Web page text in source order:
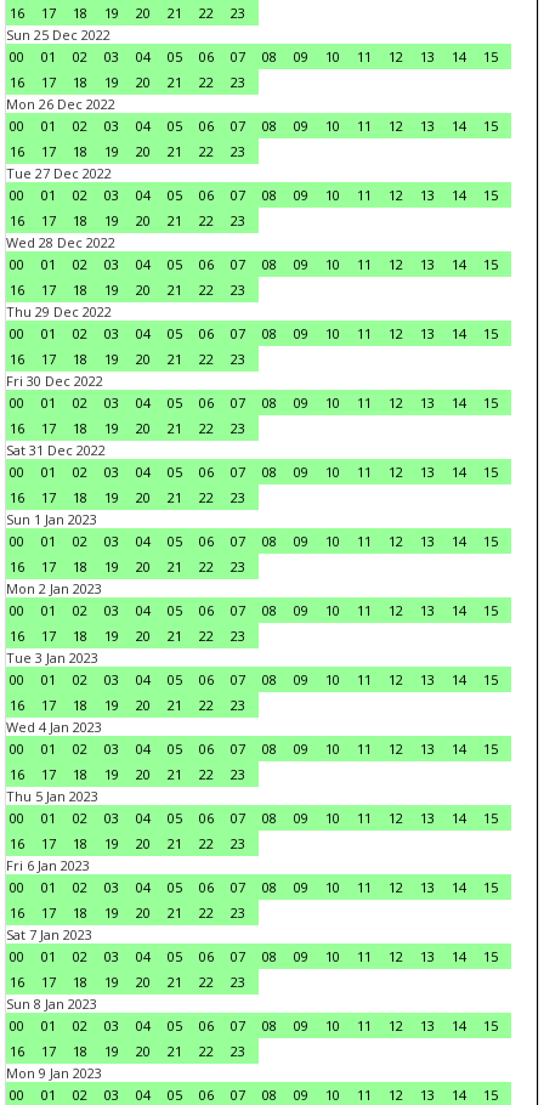
16
17 18 19 20 21 22
23
Sun 25 Dec 2022
00
01 02 03 04 05 06 07 08 09 10 11 12 13 14
15
16
17 18 19 20 21 22
23
Mon 26 Dec 2022
00
01 02 03 04 05 06 07 08 09 10 11 12 13 14
15
16
17 18 19 20 21 22
23
Tue 27 Dec 2022
00
01 02 03 04 05 06 07 08 09 10 11 12 13 14
15
16
17 18 19 20 21 22
23
Wed 28 Dec 2022
00
01 02 03 04 05 06 07 08 09 10 11 12 13 14
15
16
17 18 19 20 21 22
23
Thu 29 Dec 2022
00
01 02 03 04 05 06 07 08 09 10 11 12 13 14
15
16
17 18 19 20 21 22
23
Fri 30 Dec 2022
00
01 02 03 04 05 06 07 08 09 10 11 12 13 14
15
16
17 18 19 20 21 22
23
Sat 31 Dec 2022
00
01 02 03 04 05 06 07 08 09 10 11 12 13 14
15
16
17 18 19 20 21 22
23
Sun 1 Jan 2023
00
01 02 03 04 05 06 07 08 09 10 11 12 13 14
15
16
17 18 19 20 21 22
23
Mon 2 Jan 2023
00
01 02 03 04 05 06 07 08 09 10 11 12 13 14
15
16
17 18 19 20 21 22
23
Tue 3 Jan 2023
00
01 02 03 04 05 06 07 08 09 10 11 12 13 14
15
16
17 18 19 20 21 22
23
Wed 4 Jan 2023
00
01 02 03 04 05 06 07 08 09 10 11 12 13 14
15
16
17 18 19 20 21 22
23
Thu 5 Jan 2023
00
01 02 03 04 05 06 07 08 09 10 11 12 13 14
15
16
17 18 19 20 21 22
23
Fri 6 Jan 2023
00
01 02 03 04 05 06 07 08 09 10 11 12 13 14
15
16
17 18 19 20 21 22
23
Sat 7 Jan 2023
00
01 02 03 04 05 06 07 08 09 10 11 12 13 14
15
16
17 18 19 20 21 22
23
Sun 8 Jan 2023
00
01 02 03 04 05 06 07 08 09 10 11 12 13 14
15
16
17 18 19 20 21 22
23
Mon 9 Jan 2023
00
01 02 03 04 05 06 07 08 09 10 11 12 13 14 15